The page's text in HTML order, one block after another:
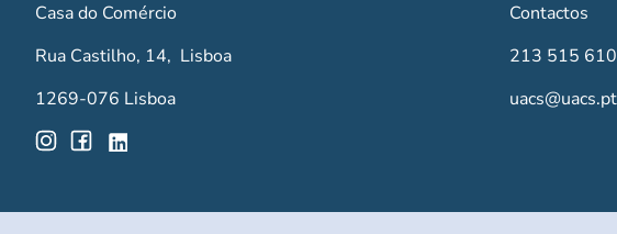
Casa do Comércio
Rua Castilho, 14, Lisboa
1269-076 Lisboa
Contactos
213 515 610
uacs@uacs.pt